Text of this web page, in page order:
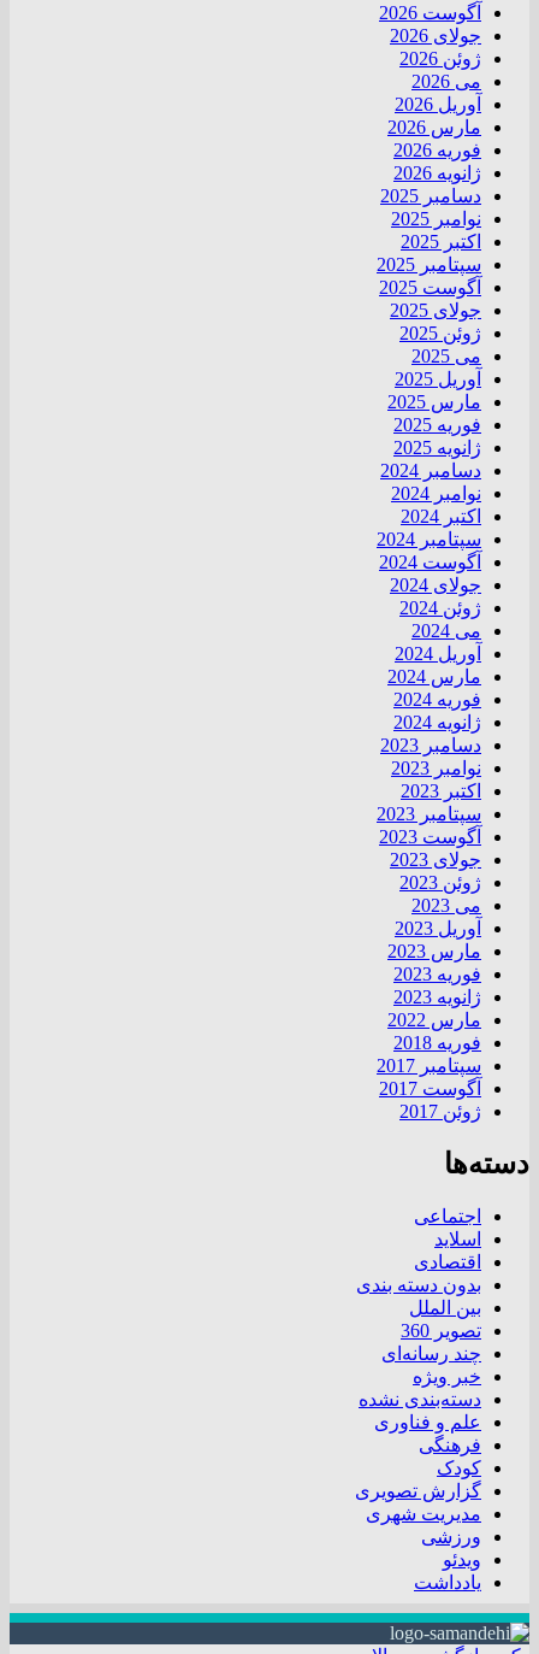
آگوست 2026
جولای 2026
ژوئن 2026
می 2026
آوریل 2026
مارس 2026
فوریه 2026
ژانویه 2026
دسامبر 2025
نوامبر 2025
اکتبر 2025
سپتامبر 2025
آگوست 2025
جولای 2025
ژوئن 2025
می 2025
آوریل 2025
مارس 2025
فوریه 2025
ژانویه 2025
دسامبر 2024
نوامبر 2024
اکتبر 2024
سپتامبر 2024
آگوست 2024
جولای 2024
ژوئن 2024
می 2024
آوریل 2024
مارس 2024
فوریه 2024
ژانویه 2024
دسامبر 2023
نوامبر 2023
اکتبر 2023
سپتامبر 2023
آگوست 2023
جولای 2023
ژوئن 2023
می 2023
آوریل 2023
مارس 2023
فوریه 2023
ژانویه 2023
مارس 2022
فوریه 2018
سپتامبر 2017
آگوست 2017
ژوئن 2017
دسته‌ها
اجتماعی
اسلاید
اقتصادی
بدون دسته بندی
بین الملل
تصویر 360
چند رسانه‌ای
خبر ویژه
دسته‌بندی نشده
علم و فناوری
فرهنگی
کودک
گزارش تصویری
مدیریت شهری
ورزشی
ویدئو
یادداشت